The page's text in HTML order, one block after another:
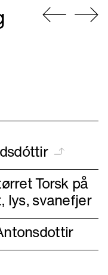
Torsk på
lys, svanefjer